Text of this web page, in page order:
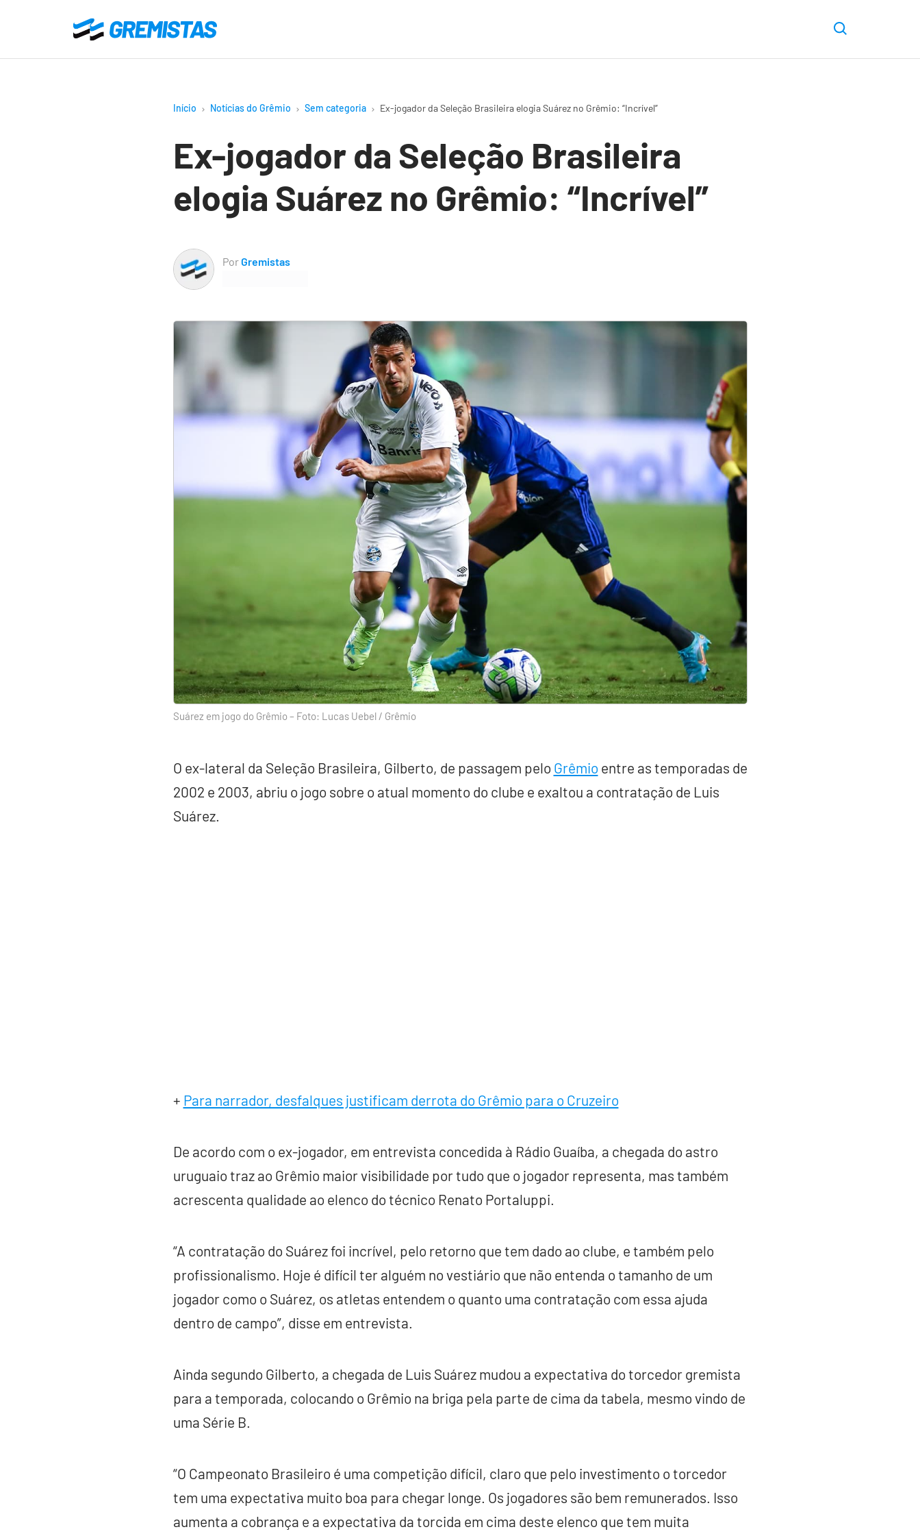
o
Gremistas
Início Notícias do Grêmio Sem categoria Ex-jogador da Seleção Brasileira elogia Suárez no Grêmio: “Incrível”
Ex-jogador da Seleção Brasileira
elogia Suárez no Grêmio: “Incrível”
PorGremistas
Suárez em jogo do Grêmio – Foto: Lucas Uebel / Grêmio
O ex-lateral da Seleção Brasileira, Gilberto, de passagem pelo Grêmio entre as temporadas de
2002 e 2003, abriu o jogo sobre o atual momento do clube e exaltou a contratação de Luis
Suárez.
+ Para narrador, desfalques justificam derrota do Grêmio para o Cruzeiro
De acordo com o ex-jogador, em entrevista concedida à Rádio Guaíba, a chegada do astro
uruguaio traz ao Grêmio maior visibilidade por tudo que o jogador representa, mas também
acrescenta qualidade ao elenco do técnico Renato Portaluppi.
“A contratação do Suárez foi incrível, pelo retorno que tem dado ao clube, e também pelo
profissionalismo. Hoje é difícil ter alguém no vestiário que não entenda o tamanho de um
jogador como o Suárez, os atletas entendem o quanto uma contratação com essa ajuda
dentro de campo”, disse em entrevista.
Ainda segundo Gilberto, a chegada de Luis Suárez mudou a expectativa do torcedor gremista
para a temporada, colocando o Grêmio na briga pela parte de cima da tabela, mesmo vindo de
uma Série B.
“O Campeonato Brasileiro é uma competição difícil, claro que pelo investimento o torcedor
tem uma expectativa muito boa para chegar longe. Os jogadores são bem remunerados. Isso
aumenta a cobrança e a expectativa da torcida em cima deste elenco que tem muita